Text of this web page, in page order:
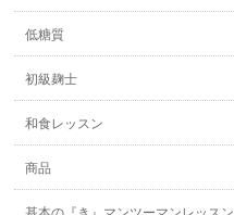
低糖質
初級麹士
和食レッスン
商品